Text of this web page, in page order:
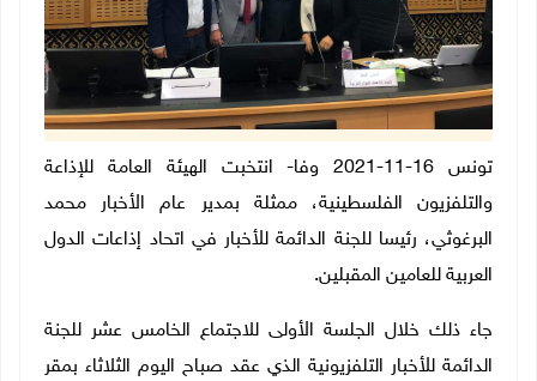
تونس 16-11-2021 وفا- انتخبت الهيئة العامة للإذاعة
والتلفزيون الفلسطينية، ممثلة بمدير عام الأخبار محمد
البرغوثي، رئيسا للجنة الدائمة للأخبار في اتحاد إذاعات الدول
العربية للعامين المقبلين.
جاء ذلك خلال الجلسة الأولى للاجتماع الخامس عشر للجنة
الدائمة للأخبار التلفزيونية الذي عقد صباح اليوم الثلاثاء بمقر